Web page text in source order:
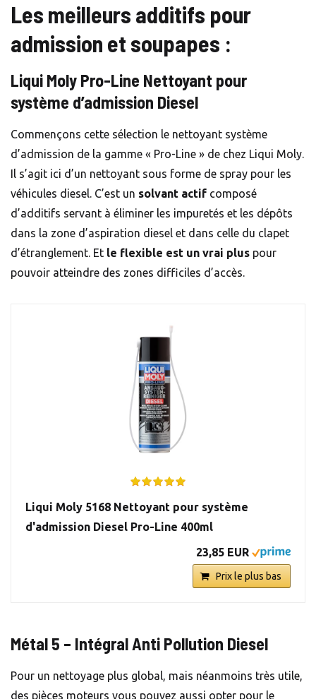
Les meilleurs additifs pour
admission et soupapes :
Liqui Moly Pro-Line Nettoyant pour
système d’admission Diesel
Commençons cette sélection le nettoyant système
d’admission de la gamme « Pro-Line » de chez Liqui Moly.
Il s’agit ici d’un nettoyant sous forme de spray pour les
véhicules diesel. C’est un solvant actif composé
d’additifs servant à éliminer les impuretés et les dépôts
dans la zone d’aspiration diesel et dans celle du clapet
d’étranglement. Et le flexible est un vrai plus pour
pouvoir atteindre des zones difficiles d’accès.
Liqui Moly 5168 Nettoyant pour système
d'admission Diesel Pro-Line 400ml
23,85 EUR
Prix le plus bas
Métal 5 – Intégral Anti Pollution Diesel
Pour un nettoyage plus global, mais néanmoins très utile,
des pièces moteurs vous pouvez aussi opter pour le